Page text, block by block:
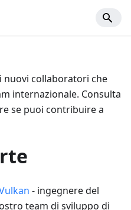
nuovi collaboratori che
internazionale. Consulta
se puoi contribuire a
- ingegnere del
team di sviluppo di